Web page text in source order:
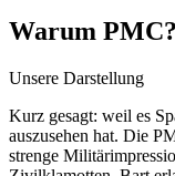
Warum PMC?
Unsere Darstellung
Kurz gesagt: weil es
auszusehen hat. Die
strenge